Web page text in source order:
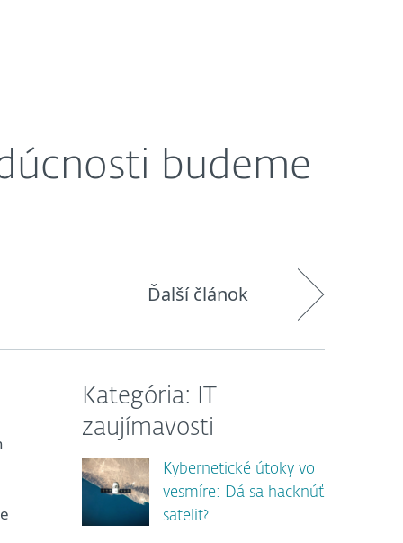
budeme
Ďalší článok
Kategória: IT
zaujímavosti
Kybernetické útoky vo
vesmíre: Dá sa hacknúť
satelit?